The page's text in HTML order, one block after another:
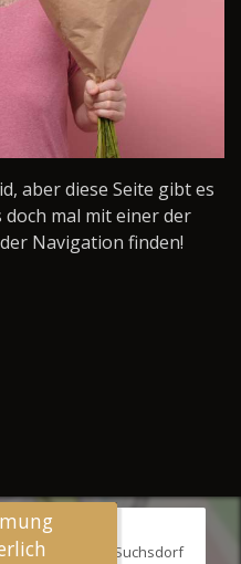
aber diese Seite gibt es
doch mal mit einer der
Navigation finden!
1, 24107 Kiel-Suchsdorf